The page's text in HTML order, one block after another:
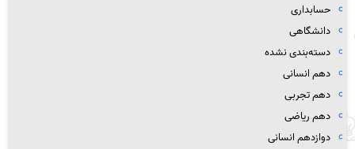
حسابداری
دانشگاهی
دسته‌بندی نشده
دهم انسانی
دهم تجربی
دهم ریاضی
دوازدهم انسانی